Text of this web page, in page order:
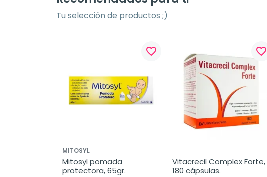
Tu selección de productos ;)
favorite_border
MITOSYL
Mitosyl pomada
protectora, 65gr.
favorite_border
Vitacrecil Complex Forte,
180 cápsulas.